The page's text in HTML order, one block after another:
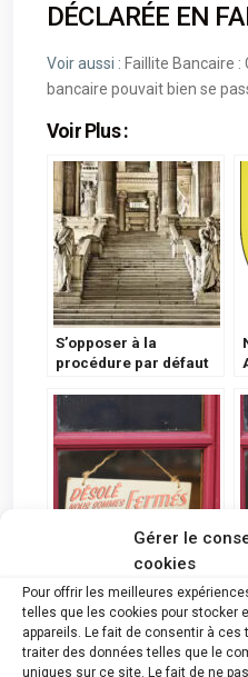
Gérer le
cookies
Pour offrir les meilleures
telles que les cookies pour stocker
appareils. Le fait de consentir à
traiter des données telles que le
uniques sur ce site. Le fait de ne
DÉCLARÉE EN
Voir aussi : Faillite Bancaire
bancaire pouvait bien se
Voir Plus :
S’opposer à la
procédure par défaut
historiques de Mons
en faillite